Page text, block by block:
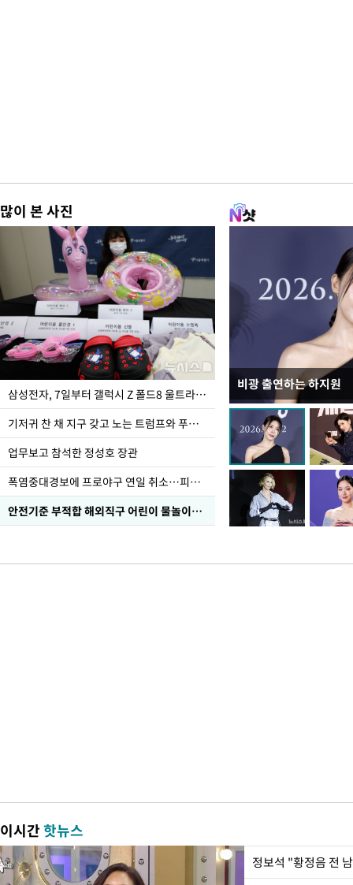
많이 본 사진
삼성전자, 7일부터 갤럭시 Z 폴드8 울트라·폴드8·플립8 출시
기저귀 찬 채 지구 갖고 노는 트럼프와 푸틴 형상 미로
업무보고 참석한 정성호 장관
폭염중대경보에 프로야구 연일 취소…피칭 연습장 '52도'
안전기준 부적합 해외직구 어린이 물놀이용품 판매 중단 요청한 서울시
비광 출연하는 하지원
이재명 대통령, "수사
선 다해 강구해야"
이시간핫뉴스